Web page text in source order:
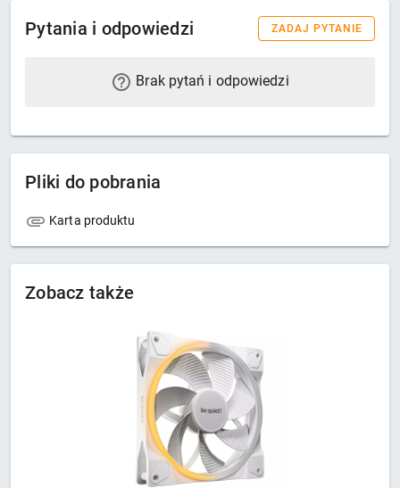
Pytania i odpowiedzi ZADAJ PYTANIE
Brak pytań i odpowiedzi
Pliki do pobrania
Karta produktu
Zobacz także